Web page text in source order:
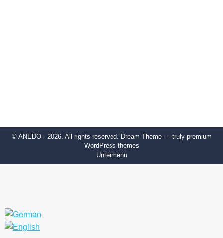
© ANEDO - 2026. All rights reserved. Dream-Theme — truly premium
WordPress themes
Untermenü